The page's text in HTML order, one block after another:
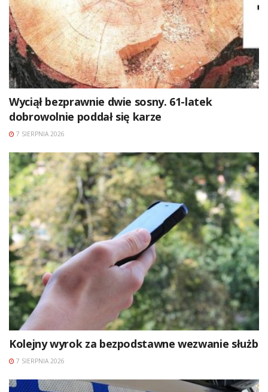
Wyciął bezprawnie dwie sosny. 61-latek
dobrowolnie poddał się karze
7 SIERPNIA 2026
Kolejny wyrok za bezpodstawne wezwanie służb
7 SIERPNIA 2026